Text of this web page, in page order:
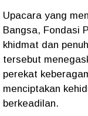
Upacara yang
Bangsa, Fondasi
khidmat dan
tersebut
perekat
menciptakan
berkeadilan.